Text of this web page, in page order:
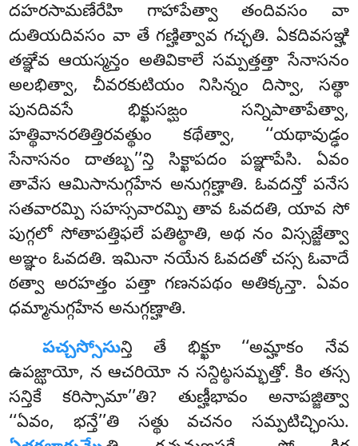
దహరసామణేరేహి గాహాపేత్వా తందివసం వా
దుతియదివసం వా తే గణ్హిత్వావ గచ్ఛతి. ఏకదివసఞ్హి
తఞ్ఞేవ ఆయస్మన్తం అతివికాలే సమ్పత్తత్తా సేనాసనం
అలభిత్వా, చీవరకుటియం నిసిన్నం దిస్వా, సత్థా
పునదివసే భిక్ఖుసఙ్ఘం సన్నిపాతాపేత్వా,
హత్థివానరతిత్తిరవత్థుం కథేత్వా, ‘‘యథావుడ్ఢం
సేనాసనం దాతబ్బ’’న్తి సిక్ఖాపదంపఞ్ఞాపేసి. ఏవం
తావేస ఆమిసానుగ్గహేన అనుగ్గణ్హాతి. ఓవదన్తో పనేస
సతవారమ్పి సహస్సవారమ్పి తావ ఓవదతి, యావ సో
పుగ్గలో సోతాపత్తిఫలే పతిట్ఠాతి, అథ నం విస్సజ్జేత్వా
అఞ్ఞం ఓవదతి. ఇమినా నయేన ఓవదతో చస్స ఓవాదే
ఠత్వా అరహత్తం పత్తా గణనపథం అతిక్కన్తా. ఏవం
ధమ్మానుగ్గహేన అనుగ్గణ్హాతి.
పచ్చస్సోసున్తి తే భిక్ఖూ ‘‘అమ్హాకం నేవ
ఉపజ్ఝాయో, న ఆచరియో న సన్దిట్ఠసమ్భత్తో. కిం తస్స
సన్తికే కరిస్సామా’’తి? తుణ్హీభావం అనాపజ్జిత్వా
‘‘ఏవం, భన్తే’’తి సత్థు వచనం సమ్పటిచ్ఛింసు.